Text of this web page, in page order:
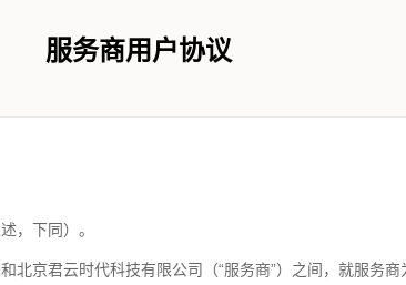
服务商用户协议
，下同）。
北京君云时代科技有限公司（“服务商”）之间，就服务